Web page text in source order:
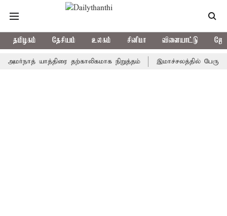
தமிழகம் தேசியம் உலகம் சினிமா விளையாட்டு
யாத்திரை தற்காலிகமாக நிறுத்தம் இமாச்சலத்தில் பேருந்து